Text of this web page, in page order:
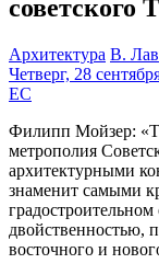
советского
Архитектура В.
Четверг, 28
EC
Филипп Мойзер:
метрополия
архитектурными
знаменит самыми
двойственностью,
восточного и